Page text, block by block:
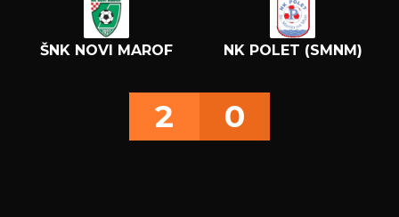
ŠNK NOVI MAROF NK POLET (SMNM)
2 0